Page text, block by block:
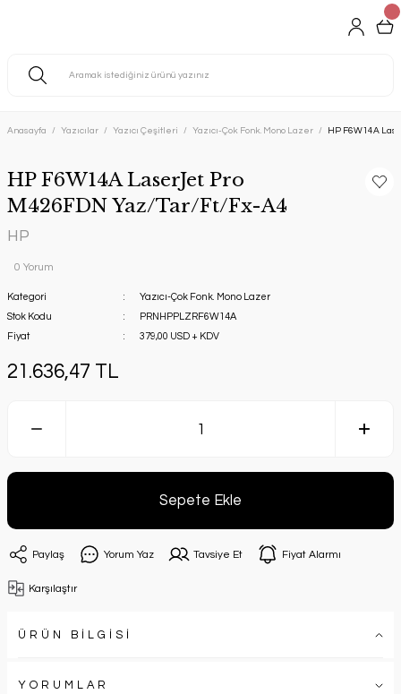
Anasayfa Yazıcılar Yazıcı Çeşitleri Yazıcı-Çok Fonk. Mono Lazer HP F6W14A
HP F6W14A LaserJet Pro
M426FDN Yaz/Tar/Ft/Fx-A4
HP
0 Yorum
Kategori
Yazıcı-Çok Fonk. Mono Lazer
Stok Kodu
PRNHPPLZRF6W14A
Fiyat
379,00 USD + KDV
21.636,47 TL
Sepete Ekle
Paylaş Yorum Yaz Tavsiye Et Fiyat Alarmı
Karşılaştır
ÜRÜN BİLGİSİ
YORUMLAR